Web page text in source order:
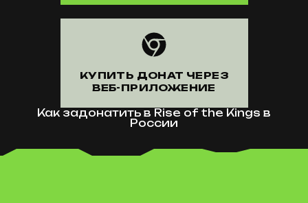
КУПИТЬ ДОНАТ ЧЕРЕЗ
ВЕБ-ПРИЛОЖЕНИЕ
Как задонатить в Rise of the Kings в
России